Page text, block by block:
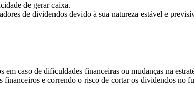
de gerar caixa.
de dividendos devido à sua natureza estável e
caso de dificuldades financeiras ou mudanças na
e correndo o risco de cortar os dividendos no